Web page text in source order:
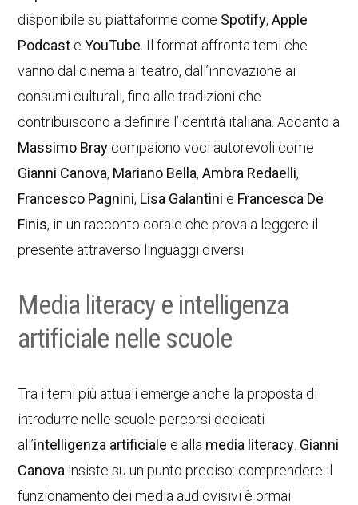
disponibile su piattaforme come Spotify,Apple
Podcast eYouTube . Il format affronta temi che
vanno dal cinema al teatro, dall’innovazione ai
consumi culturali, fino alle tradizioni che
contribuiscono a definire l’identità italiana. Accanto a
Massimo Bray compaiono voci autorevoli come
Gianni Canova, Mariano Bella,Ambra Redaelli,
Francesco Pagnini, Lisa Galantini e Francesca De
Finis, in un racconto corale che prova a leggere il
presente attraverso linguaggi diversi.
Media literacy e intelligenza
artificiale nelle scuole
Tra i temi più attuali emerge anche la proposta di
introdurre nelle scuole percorsi dedicati
all’intelligenza artificiale e alla media literacy Gianni
Canova insiste su un punto preciso: comprendere il
funzionamento dei media audiovisivi è ormai